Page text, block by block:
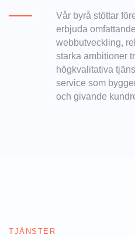
Vår byrå stöttar
erbjuda
webbutveckling,
starka ambitioner
högkvalitativa
service som
och givande
TJÄNSTER